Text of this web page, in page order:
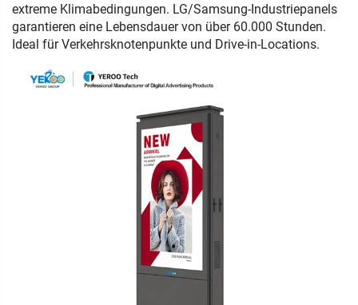
extreme Klimabedingungen. LG/Samsung-Industriepanels
garantieren eine Lebensdauer von über 60.000 Stunden.
Ideal für Verkehrsknotenpunkte und Drive-in-Locations.